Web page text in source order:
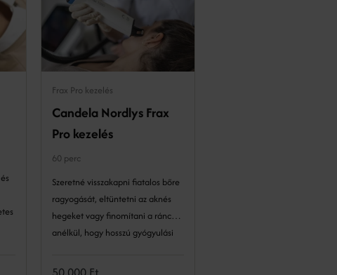
Frax Pro kezelés
Candela Nordlys Frax
Pro kezelés
60 perc
Szeretné visszakapni fiatalos bőre
ragyogását, eltüntetni az aknés
hegeket vagy finomítani a ráncait
anélkül, hogy hosszú gyógyulási
Frax 1550™ lézeres kezelés a